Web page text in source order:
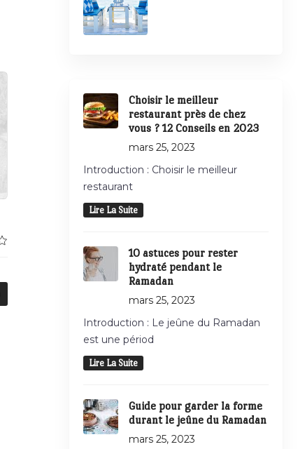
Choisir le meilleur
restaurant près de chez
vous ? 12 Conseils en 2023
mars 25, 2023
Introduction : Choisir le meilleur
restaurant
Lire La Suite
10 astuces pour rester
hydraté pendant le
Ramadan
mars 25, 2023
Introduction : Le jeûne du Ramadan
est une périod
Lire La Suite
Guide pour garder la forme
durant le jeûne du Ramadan
mars 25, 2023